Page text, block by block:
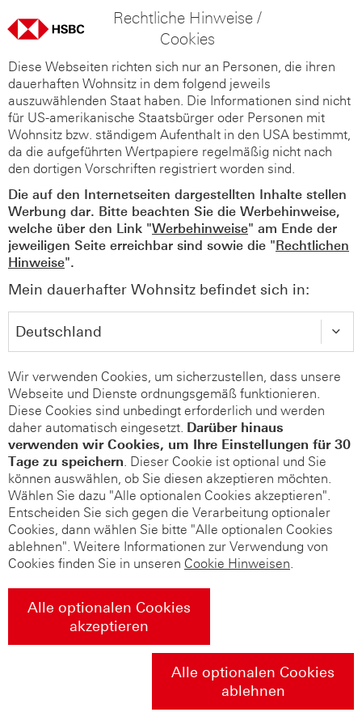
Rechtliche Hinweise /
Cookies
Diese Webseiten richten sich nur an Personen, die ihren
dauerhaften Wohnsitz in dem folgend jeweils
auszuwählenden Staat haben. Die Informationen sind nicht
für US-amerikanische Staatsbürger oder Personen mit
Wohnsitz bzw. ständigem Aufenthalt in den USA bestimmt,
da die aufgeführten Wertpapiere regelmäßig nicht nach
den dortigen Vorschriften registriert worden sind.
Die auf den Internetseiten dargestellten Inhalte stellen
Werbung dar. Bitte beachten Sie die Werbehinweise,
welche über den Link "Werbehinweise" am Ende der
jeweiligen Seite erreichbar sind sowie die "Rechtlichen
Hinweise".
Mein dauerhafter Wohnsitz befindet sich in:
Wir verwenden Cookies, um sicherzustellen, dass unsere
Webseite und Dienste ordnungsgemäß funktionieren.
Diese Cookies sind unbedingt erforderlich und werden
daher automatisch eingesetzt. Darüber hinaus
verwenden wir Cookies, um Ihre Einstellungen für 30
Tage zu speichern. Dieser Cookie ist optional und Sie
können auswählen, ob Sie diesen akzeptieren möchten.
Wählen Sie dazu "Alle optionalen Cookies akzeptieren".
Entscheiden Sie sich gegen die Verarbeitung optionaler
Cookies, dann wählen Sie bitte "Alle optionalen Cookies
ablehnen". Weitere Informationen zur Verwendung von
Cookies finden Sie in unseren Cookie Hinweisen.
Alle optionalen Cookies
akzeptieren
Alle optionalen Cookies
ablehnen